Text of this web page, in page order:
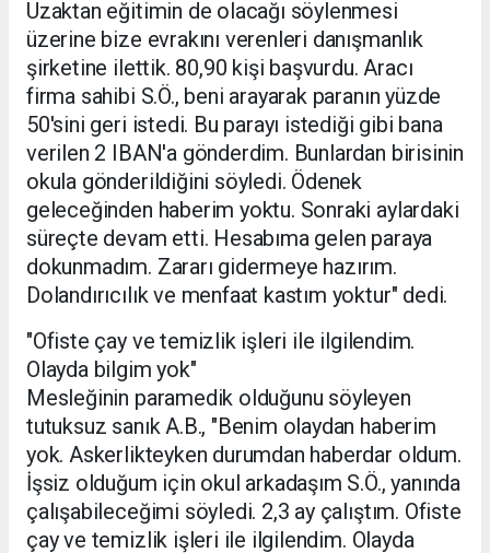
Uzaktan eğitimin de olacağı söylenmesi
üzerine bize evrakını verenleri danışmanlık
şirketine ilettik. 80,90 kişi başvurdu. Aracı
firma sahibi S.Ö., beni arayarak paranın yüzde
50'sini geri istedi. Bu parayı istediği gibi bana
verilen 2 IBAN'a gönderdim. Bunlardan birisinin
okula gönderildiğini söyledi. Ödenek
geleceğinden haberim yoktu. Sonraki aylardaki
süreçte devam etti. Hesabıma gelen paraya
dokunmadım. Zararı gidermeye hazırım.
Dolandırıcılık ve menfaat kastım yoktur" dedi.
"Ofiste çay ve temizlik işleri ile ilgilendim.
Olayda bilgim yok"
Mesleğinin paramedik olduğunu söyleyen
tutuksuz sanık A.B., "Benim olaydan haberim
yok. Askerlikteyken durumdan haberdar oldum.
İşsiz olduğum için okul arkadaşım S.Ö., yanında
çalışabileceğimi söyledi. 2,3 ay çalıştım. Ofiste
çay ve temizlik işleri ile ilgilendim. Olayda